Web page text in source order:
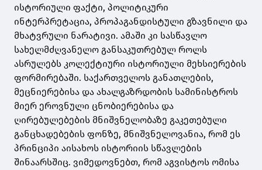
ისტორიული ფაქტი, პოლიტიკური
ინტერპრეტაცია, პროპაგანდისტული გზავნილი და
მხატვრული ნარატივი. ამაში კი სასწავლო
სახელმძღვანელო განსაკუთრებულ როლს
ასრულებს კოლექტიური ისტორიული მეხსიერების
ფორმირებაში. საქართველოს განათლების,
მეცნიერებისა და ახალგაზრდობის სამინისტროს
მიერ ეროვნული ცნობიერებისა და
ღირებულებების მნიშვნელობაზე გაკეთებული
განცხადებების ფონზე, მნიშვნელოვანია, რომ ეს
პრინციპი აისახოს ისტორიის სწავლების
შინაარსშიც. ვიმედოვნებთ, რომ აგვისტოს ომისა